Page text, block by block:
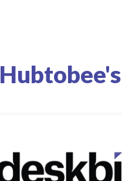
Hubtobee's